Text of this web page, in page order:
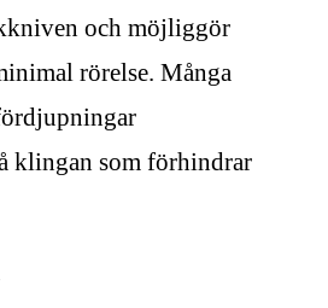
och möjliggör
rörelse. Många
klingan som förhindrar